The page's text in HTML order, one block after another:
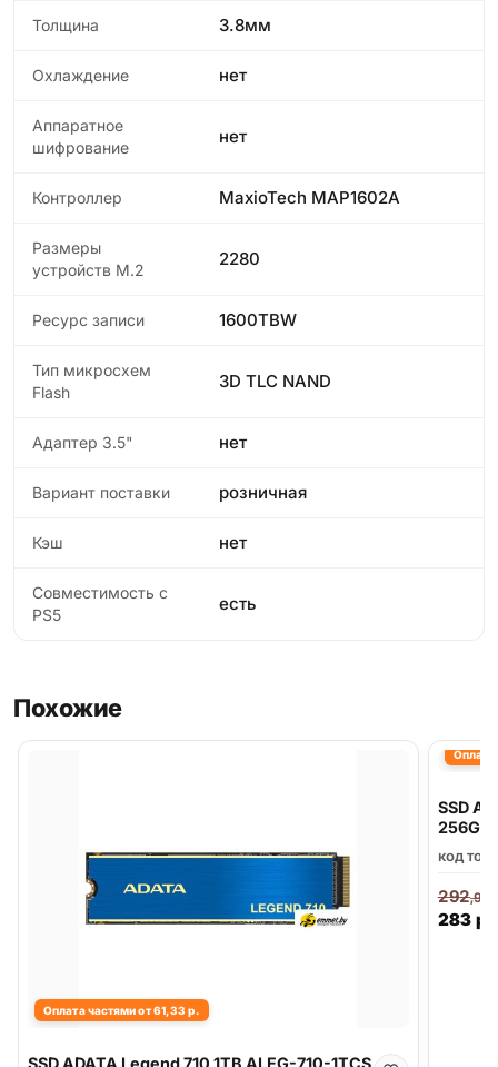
Толщина 3.8мм
Охлаждение нет
Аппаратное
шифрование
нет
Контроллер MaxioTech MAP1602A
Размеры
устройств M.2
2280
Ресурс записи 1600TBW
Тип микросхем
Flash
3D TLC NAND
Адаптер 3.5" нет
Вариант поставки розничная
Кэш нет
Совместимость с
PS5
есть
Похожие
Оплата частями от 61,33 р.
SSD ADATA Legend 710 1TB ALEG-710-1TCS
Оплата
SSD
код
283р.
292,91